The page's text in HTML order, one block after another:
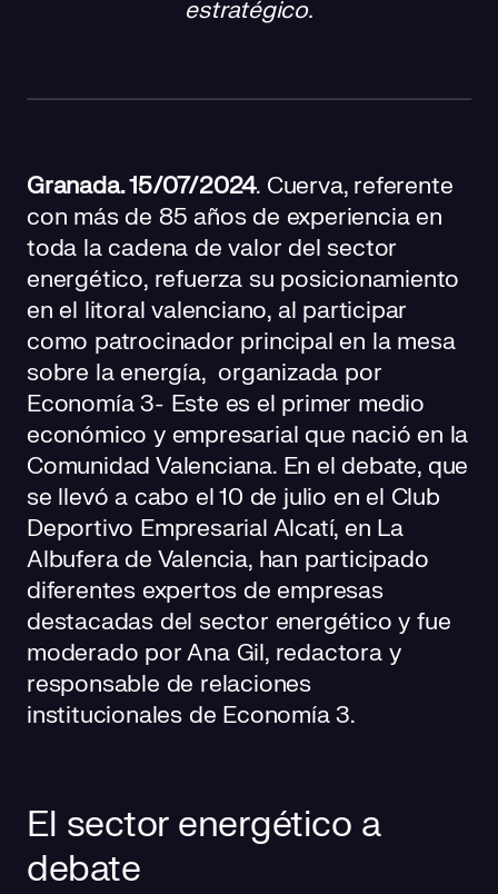
estratégico.
Granada. 15/07/2024. Cuerva, referente
con más de 85 años de experiencia en
toda la cadena de valor del sector
energético, refuerza su posicionamiento
en el litoral valenciano, al participar
como patrocinador principal en la mesa
sobre la energía, organizada por
Economía 3- Este es el primer medio
económico y empresarial que nació en la
Comunidad Valenciana. En el debate, que
se llevó a cabo el 10 de julio en el Club
Deportivo Empresarial Alcatí, en La
Albufera de Valencia, han participado
diferentes expertos de empresas
destacadas del sector energético y fue
moderado por Ana Gil, redactora y
responsable de relaciones
institucionales de Economía 3.
El sector energético a
debate